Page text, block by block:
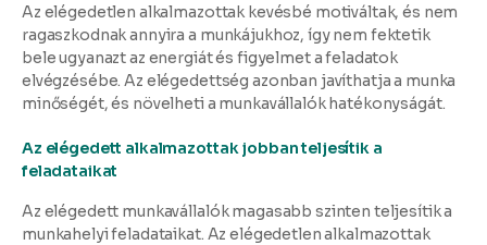
Az elégedetlen alkalmazottak kevésbé motiváltak, és nem
ragaszkodnak annyira a munkájukhoz, így nem fektetik
bele ugyanazt az energiát és figyelmet a feladatok
elvégzésébe. Az elégedettség azonban javíthatja a munka
minőségét, és növelheti a munkavállalók hatékonyságát.
Az elégedett alkalmazottak jobban teljesítik a
feladataikat
Az elégedett munkavállalók magasabb szinten teljesítik a
munkahelyi feladataikat. Az elégedetlen alkalmazottak